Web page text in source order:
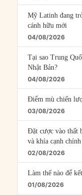
Mỹ Latinh đang
cánh hữu mới
04/08/2026
Tại sao Trung
Nhật Bản?
04/08/2026
Điểm mù chiến
03/08/2026
Đặt cược vào thất
và khía cạnh
02/08/2026
Làm thế nào để
01/08/2026